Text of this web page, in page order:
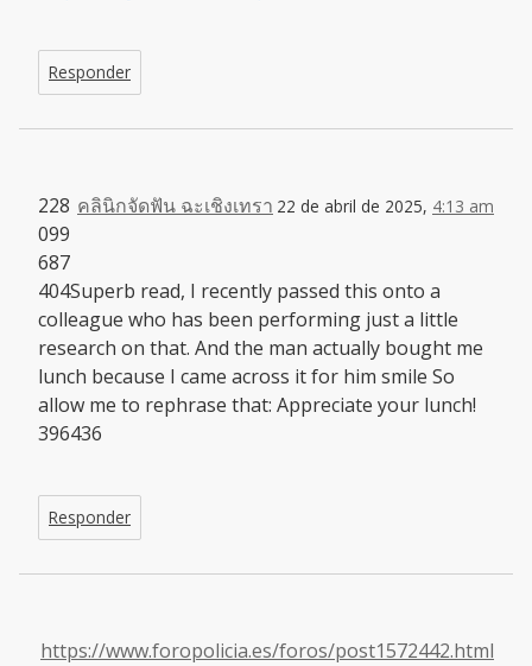
Responder
คลินิกจัดฟัน ฉะเชิงเทรา 22 de abril de 2025, 4:13 am
228
099
687
404Superb read, I recently passed this onto a
colleague who has been performing just a little
research on that. And the man actually bought me
lunch because I came across it for him smile So
allow me to rephrase that: Appreciate your lunch!
396436
Responder
https://www.foropolicia.es/foros/post1572442.html